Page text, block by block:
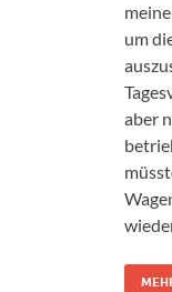
um
aber